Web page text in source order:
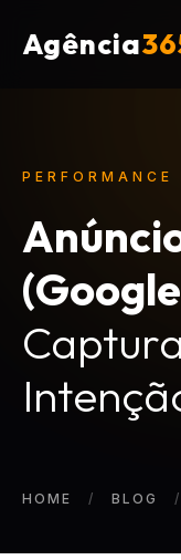
Agência
PERFORMANCE
HOME BLOG